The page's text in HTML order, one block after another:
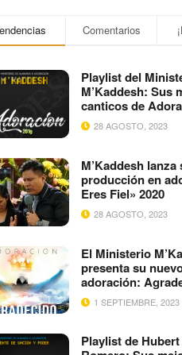
Comentarios
Playlist del
M’Kaddesh: Sus
canticos de
28 AGOSTO, 2023
M’Kaddesh lanza
producción en
Eres Fiel» 2020
28 AGOSTO, 2023
El Ministerio
presenta su
adoración:
1 SEPTIEMBRE, 2023
Playlist de